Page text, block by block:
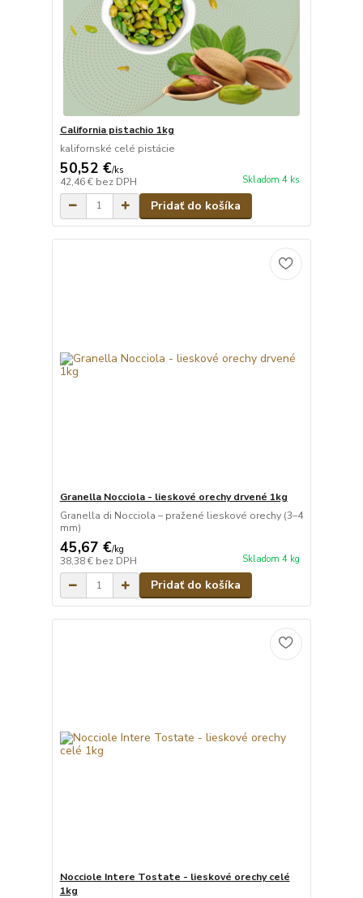
California pistachio 1kg
kalifornské celé pistácie
50,52 €/ks
42,46 € bez DPH Skladom 4 ks
Pridať do košíka
Granella Nocciola - lieskové orechy drvené 1kg
Granella di Nocciola – pražené lieskové orechy (3–4
mm)
45,67 €/kg
38,38 € bez DPH Skladom 4 kg
Pridať do košíka
Nocciole Intere Tostate - lieskové orechy celé
1kg